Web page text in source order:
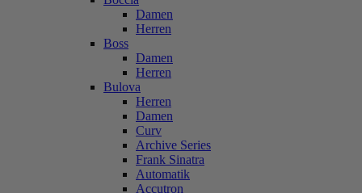
Damen
Herren
Boss
Damen
Herren
Bulova
Herren
Damen
Curv
Archive Series
Frank Sinatra
Automatik
Accutron